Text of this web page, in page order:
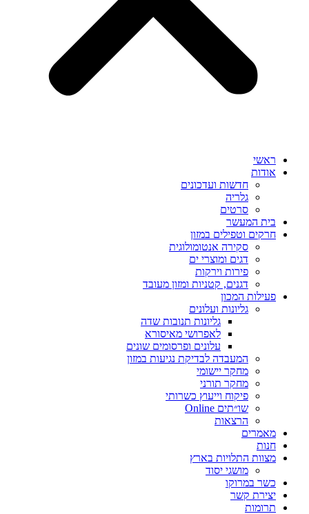
ראשי
אודות
חדשות ועדכונים
גלריה
סרטים
בית המעשר
חרקים וטפילים במזון
סקירה אנטומולוגית
דגים ומוצרי ים
פירות וירקות
דגנים, קטניות ומזון מעובד
פעילות המכון
גליונות ועלונים
גליונות תנובות שדה
לאפרושי מאיסורא
עלונים ופרסומים שונים
המעבדה לבדיקת נגיעות במזון
מחקר יישומי
מחקר תורני
פיקוח וייעוץ כשרותי
שו״תים Online
הרצאות
מאמרים
חנות
מצוות התלויות בארץ
מושגי יסוד
כשר במרוקו
יצירת קשר
תרומות